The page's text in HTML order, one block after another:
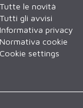
Tutte le novità
Tutti gli avvisi
Informativa privacy
Normativa cookie
Cookie settings